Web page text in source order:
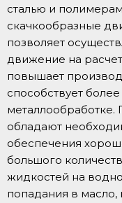
сталью и
скачкообразные
позволяет
движение на
повышает
способствует
металлообработке.
обладают
обеспечения
большого
жидкостей на
попадания в масло,